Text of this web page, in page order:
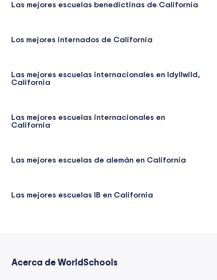
Las mejores escuelas benedictinas de California
Los mejores internados de California
Las mejores escuelas internacionales en Idyllwild,
California
Las mejores escuelas internacionales en
California
Las mejores escuelas de alemán en California
Las mejores escuelas IB en California
Acerca de WorldSchools